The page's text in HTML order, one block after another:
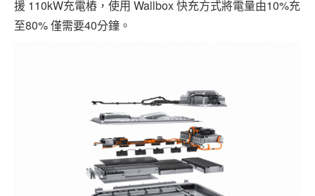
援 110kW充電樁，使用 Wallbox 快充方式將電量由10%充
至80% 僅需要40分鐘。